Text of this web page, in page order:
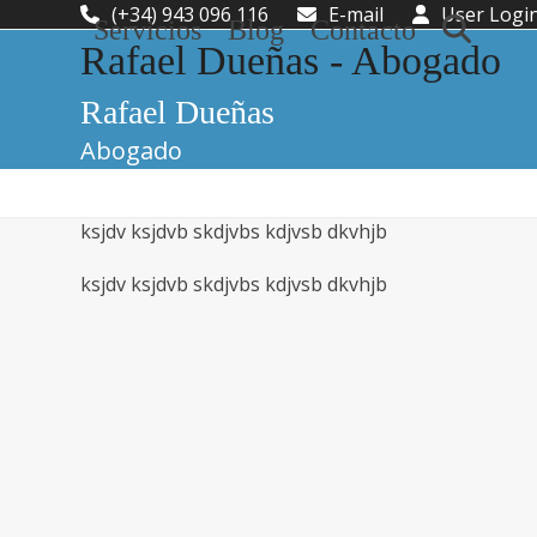
(+34) 943 096 116 E-mail User
Rafael Dueñas - Abogado
Servicios Blog Contacto
Rafael Dueñas
Abogado
ksjdv ksjdvb skdjvbs kdjvsb dkvhjb
ksjdv ksjdvb skdjvbs kdjvsb dkvhjb